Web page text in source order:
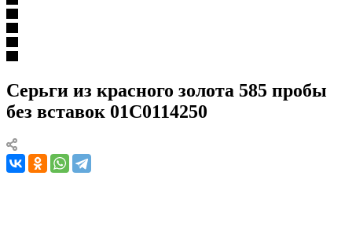
Серьги из красного золота 585 пробы
без вставок 01С0114250